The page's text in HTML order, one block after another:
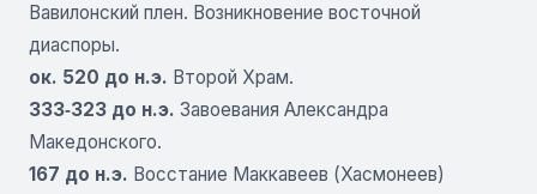
Вавилонский плен. Возникновение восточной
диаспоры.
ок. 520 до н.э. Второй Храм.
333‑323 до н.э. Завоевания Александра
Македонского.
167 до н.э. Восстание Маккавеев (Хасмонеев)